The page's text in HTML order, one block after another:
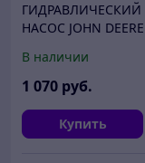
ГИДРАВЛИЧЕСКИЙ
НАСОС JOHN DEERE
REMAN)
В наличии
1 070 руб.
Купить